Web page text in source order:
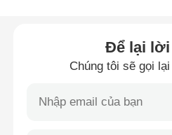
dây chuyền đùn dây
Để lại lời
Chúng tôi sẽ gọi